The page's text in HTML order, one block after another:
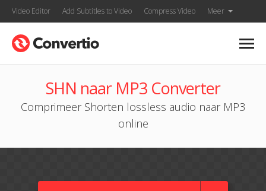
Video Editor Add Subtitles to Video Compress Video Meer
SHN naar MP3 Converter
Comprimeer Shorten lossless audio naar MP3
online